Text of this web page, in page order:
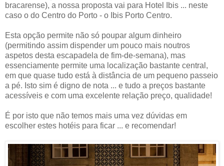
bracarense), a nossa proposta vai para Hotel Ibis ... neste
caso o do Centro do Porto - o Ibis Porto Centro.
Esta opção permite não só poupar algum dinheiro
(permitindo assim dispender um pouco mais noutros
aspetos desta escapadela de fim-de-semana), mas
essenciamente permite uma localização bastante central,
em que quase tudo está à distância de um pequeno passeio
a pé. Isto sim é digno de nota ... e tudo a preços bastante
acessíveis e com uma excelente relação preço, qualidade!
É por isto que não temos mais uma vez dúvidas em
escolher estes hotéis para ficar ... e recomendar!